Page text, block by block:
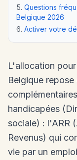
Questions
Belgique 2026
Activer votre
L'allocation
Belgique
handicapées
sociale) : l'ARR
Revenus) qui
vie par un